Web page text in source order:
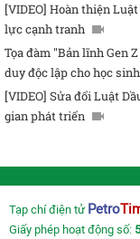
[VIDEO] Hoàn thiện
lực cạnh tranh
Tọa đàm "Bản lĩnh Gen
duy độc lập cho học sinh
[VIDEO] Sửa đổi Luật
gian phát triển
Tạp chí điện tử Petro
Giấy phép hoạt động số: